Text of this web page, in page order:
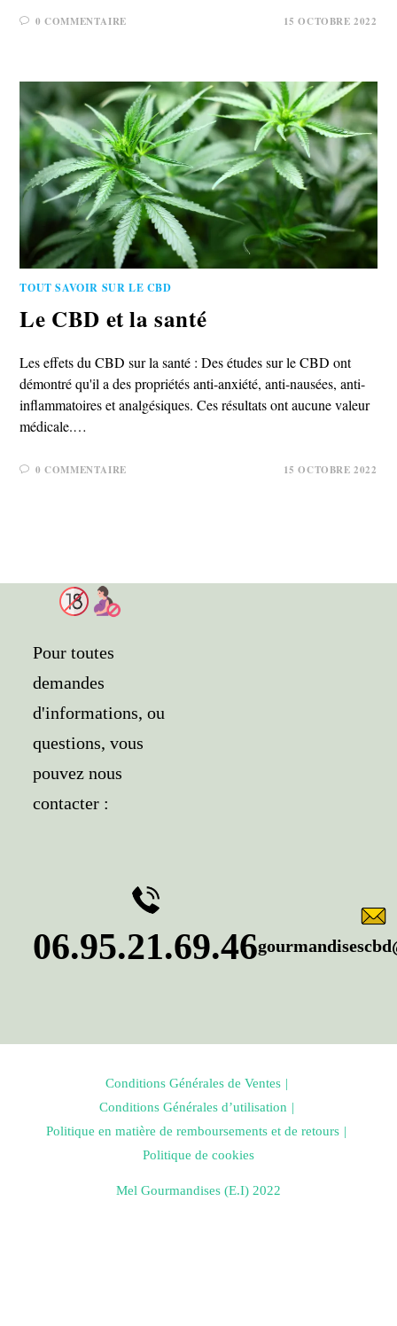
0 COMMENTAIRE 15 OCTOBRE 2022
TOUT SAVOIR SUR LE CBD
Le CBD et la santé
Les effets du CBD sur la santé : Des études sur le CBD ont
démontré qu'il a des propriétés anti-anxiété, anti-nausées, anti-
inflammatoires et analgésiques. Ces résultats ont aucune valeur
médicale.…
0 COMMENTAIRE 15 OCTOBRE 2022
Pour toutes
demandes
d'informations, ou
questions, vous
pouvez nous
contacter :
06.95.21.69.46
Conditions Générales de Ventes
Conditions Générales d’utilisation
Politique en matière de remboursements et de retours
Politique de cookies
Mel Gourmandises (E.I) 2022